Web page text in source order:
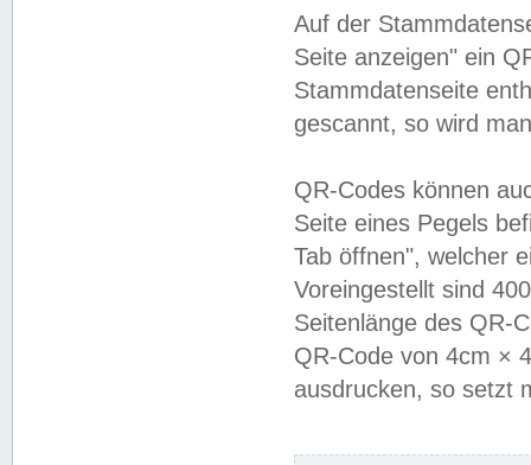
Auf der
Seite anzeigen" ein
Stammdatenseite
gescannt, so wird
QR-Codes können
Seite eines Pegels
Tab öffnen", welcher
Voreingestellt sind
Seitenlänge des QR-
QR-Code von 4cm ×
ausdrucken, so setzt